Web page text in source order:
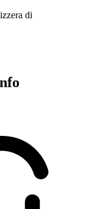
di